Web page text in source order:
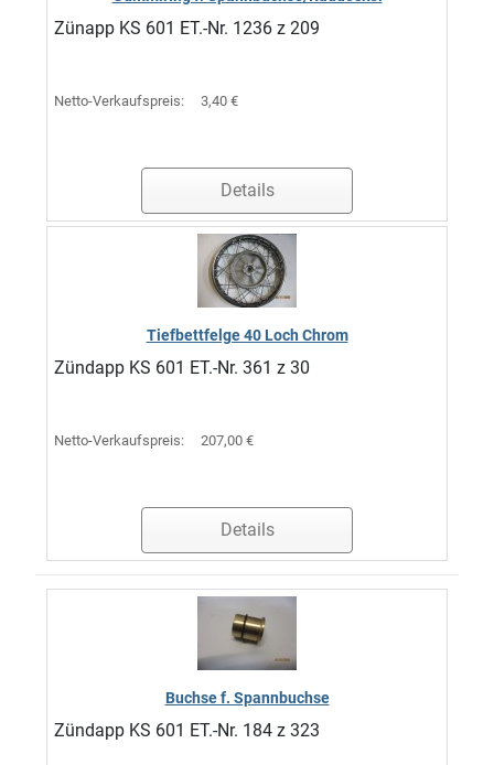
Zünapp KS 601 ET.-Nr. 1236 z 209
Netto-Verkaufspreis: 3,40 €
Details
Tiefbettfelge 40 Loch Chrom
Zündapp KS 601 ET.-Nr. 361 z 30
Netto-Verkaufspreis: 207,00 €
Details
Buchse f. Spannbuchse
Zündapp KS 601 ET.-Nr. 184 z 323